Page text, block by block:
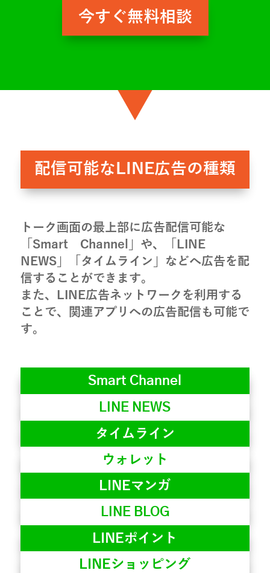
今すぐ無料相談
配信可能なLINE広告の種類
トーク画面の最上部に広告配信可能な
「Smart Channel」や、「LINE
NEWS」「タイムライン」などへ広告を配
信することができます。
また、LINE広告ネットワークを利用する
ことで、関連アプリへの広告配信も可能で
す。
Smart Channel
LINE NEWS
タイムライン
ウォレット
LINEマンガ
LINE BLOG
LINEポイント
LINEショッピング